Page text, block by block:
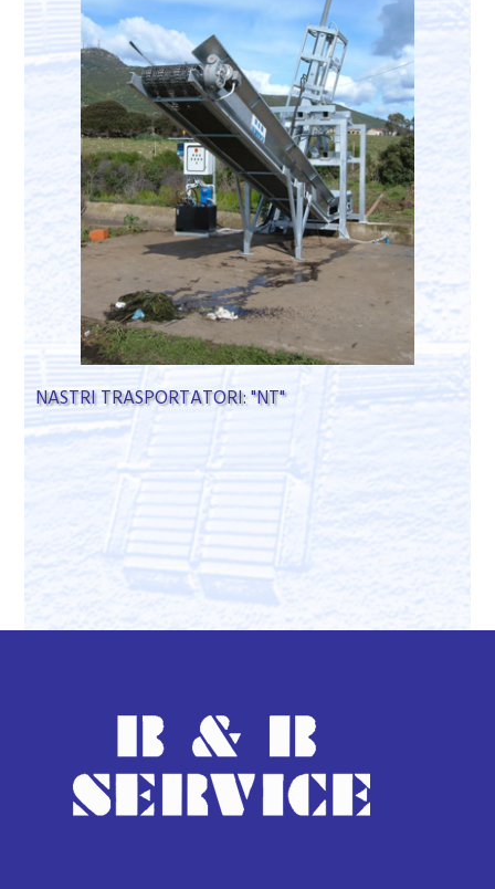
NASTRI TRASPORTATORI: "NT"